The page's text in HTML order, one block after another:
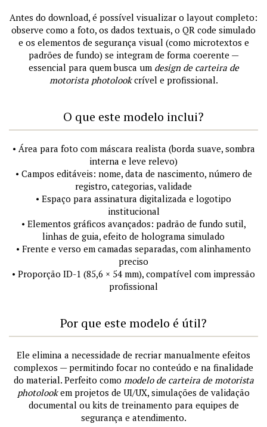
Antes do download, é possível visualizar o layout completo:
observe como a foto, os dados textuais, o QR code simulado
e os elementos de segurança visual (como microtextos e
padrões de fundo) se integram de forma coerente —
essencial para quem busca um design de carteira de
motorista photolookcrível e profissional.
O que este modelo inclui?
• Área para foto com máscara realista (borda suave, sombra
interna e leve relevo)
• Campos editáveis: nome, data de nascimento, número de
registro, categorias, validade
• Espaço para assinatura digitalizada e logotipo
institucional
• Elementos gráficos avançados: padrão de fundo sutil,
linhas de guia, efeito de holograma simulado
• Frente e verso em camadas separadas, com alinhamento
preciso
• Proporção ID-1 (85,6 × 54 mm), compatível com impressão
profissional
Por que este modelo é útil?
Ele elimina a necessidade de recriar manualmente efeitos
complexos — permitindo focar no conteúdo e na finalidade
do material. Perfeito como modelo de carteira de motorista
photolookem projetos de UI/UX, simulações de validação
documental ou kits de treinamento para equipes de
segurança e atendimento.